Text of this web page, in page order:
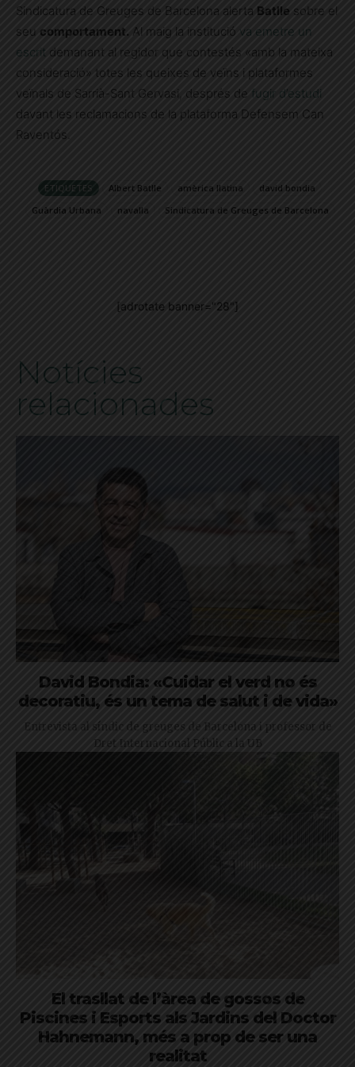
Sindicatura de Greuges de Barcelona alerta Batlle sobre el
seu
comportament. Al maig la institució va emetre un
escrit demanant al regidor que contestés «amb la mateixa
consideració» totes les queixes de veïns i plataformes
veïnals de Sarrià-Sant Gervasi, després de fugir d’estudi
davant les reclamacions de la plataforma Defensem Can
Raventós.
ETIQUETES Albert Batlle amèrica llatina
david bondia
Guàrdia Urbana
navalla Sindicatura de Greuges de Barcelona
[adrotate banner="28"]
Notícies
relacionades
David Bondia: «Cuidar el verd no és
decoratiu, és un tema de salut i de vida»
Entrevista al síndic de greuges de Barcelona i professor de
Dret Internacional Públic a la UB
El trasllat de l’àrea de gossos de
Piscines i Esports als Jardins del Doctor
Hahnemann, més a prop de ser una
realitat